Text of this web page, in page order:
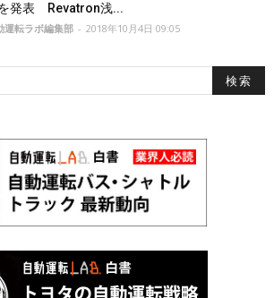
発表 Revatron浅...
運転ラボ編集部 - 2018年10月4日 09:05